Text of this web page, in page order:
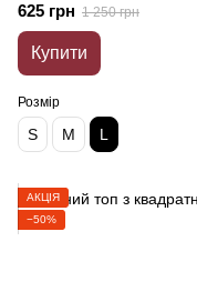
625 грн 1 250 грн
Купити
Розмір
S M L
АКЦІЯ
−50%